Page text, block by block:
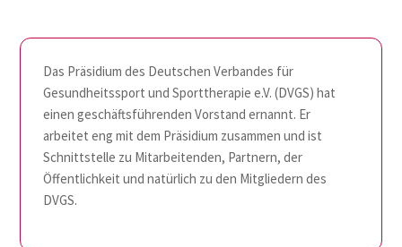
Das Präsidium des Deutschen Verbandes für
Gesundheitssport und Sporttherapie e.V. (DVGS) hat
einen geschäftsführenden Vorstand ernannt. Er
arbeitet eng mit dem Präsidium zusammen und ist
Schnittstelle zu Mitarbeitenden, Partnern, der
Öffentlichkeit und natürlich zu den Mitgliedern des
DVGS.